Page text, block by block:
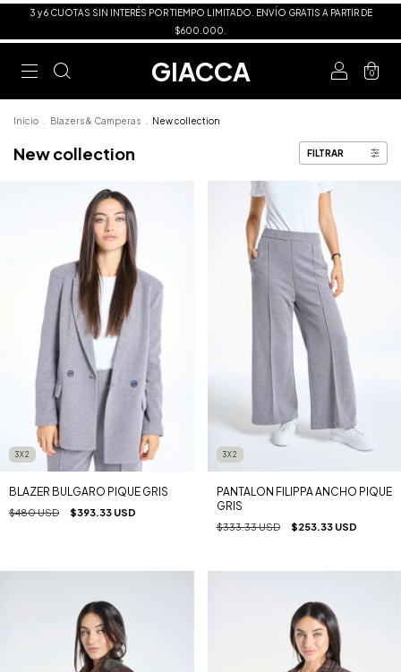
3 y 6 CUOTAS SIN INTERÉS POR TIEMPO LIMITADO. ENVÍO GRATIS A PARTIR DE
$600.000.
GIACCA 0
Inicio Blazers & Camperas New collection
New collection FILTRAR
3X2
BLAZER BULGARO PIQUE GRIS
$480 USD $393.33 USD
3X2
PANTALON FILIPPA ANCHO PIQUE
GRIS
$333.33 USD $253.33 USD